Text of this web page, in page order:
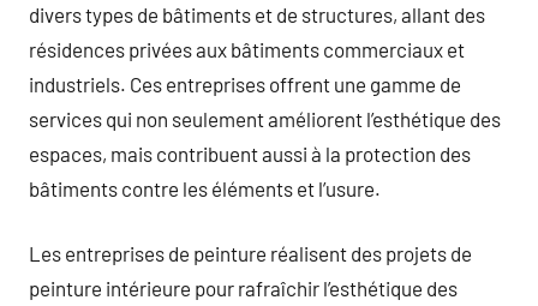
divers types de bâtiments et de structures, allant des
résidences privées aux bâtiments commerciaux et
industriels. Ces entreprises offrent une gamme de
services qui non seulement améliorent l’esthétique des
espaces, mais contribuent aussi à la protection des
bâtiments contre les éléments et l’usure.
Les entreprises de peinture réalisent des projets de
peinture intérieure pour rafraîchir l’esthétique des